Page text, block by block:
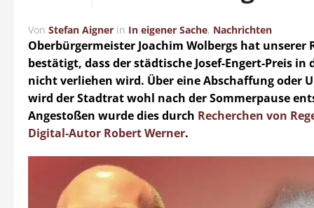
Von Stefan Aigner in In eigener Sache, Nachrichten
Oberbürgermeister Joachim Wolbergs hat unserer
bestätigt, dass der städtische Josef-Engert-Preis in
nicht verliehen wird. Über eine Abschaffung oder
wird der Stadtrat wohl nach der Sommerpause
Angestoßen wurde dies durch Recherchen von
Digital-Autor Robert Werner.